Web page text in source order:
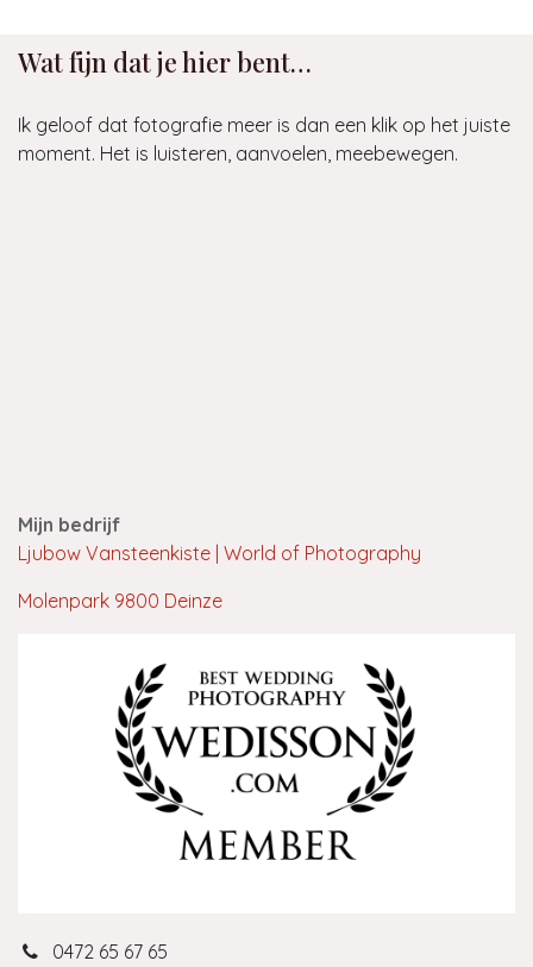
Wat fijn dat je hier bent…
Ik geloof dat fotografie meer is dan een klik op het juiste
moment. Het is luisteren, aanvoelen, meebewegen.
Mijn bedrijf
Ljubow Vansteenkiste | World of Photography
Molenpark 9800 Deinze
0472 65 67 65